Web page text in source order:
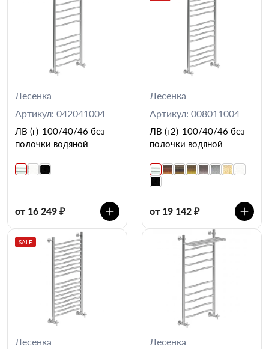
Лесенка
Артикул: 042041004
ЛВ (г)-100/40/46 без
полочки водяной
от 16 249 ₽
Лесенка
Артикул: 008011004
ЛВ (г2)-100/40/46 без
полочки водяной
от 19 142 ₽
SALE
Лесенка
Лесенка